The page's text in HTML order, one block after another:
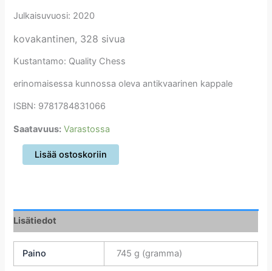
Julkaisuvuosi: 2020
kovakantinen, 328 sivua
Kustantamo: Quality Chess
erinomaisessa kunnossa oleva antikvaarinen kappale
ISBN: 9781784831066
Saatavuus: Varastossa
Playing
the
Lisää ostoskoriin
Lisätiedot
Paino 745 g (gramma)